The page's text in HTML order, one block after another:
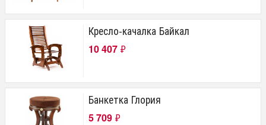
Кресло-качалка Байкал
10 407 ₽
Банкетка Глория
5 709 ₽